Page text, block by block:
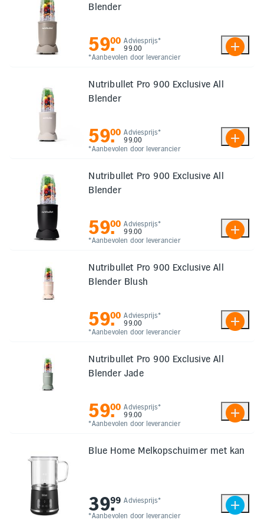
Blender
Adviesprijs*
99.00
*Aanbevolen door leverancier
59.
00
Nutribullet Pro 900 Exclusive All
Blender
Adviesprijs*
99.00
*Aanbevolen door leverancier
59.
00
Nutribullet Pro 900 Exclusive All
Blender
Adviesprijs*
99.00
*Aanbevolen door leverancier
59.
00
Nutribullet Pro 900 Exclusive All
Blender Blush
Adviesprijs*
99.00
*Aanbevolen door leverancier
59.
00
Nutribullet Pro 900 Exclusive All
Blender Jade
Adviesprijs*
99.00
*Aanbevolen door leverancier
59.
00
Blue Home Melkopschuimer met kan
Adviesprijs*
*Aanbevolen door leverancier
39.
99